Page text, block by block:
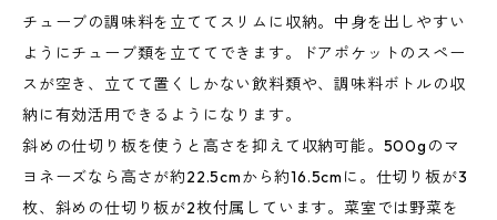
チューブの調味料を立ててスリムに収納。中身を出しやすい
ようにチューブ類を立ててできます。ドアポケットのスペー
スが空き、立てて置くしかない飲料類や、調味料ボトルの収
納に有効活用できるようになります。
斜めの仕切り板を使うと高さを抑えて収納可能。500gのマ
ヨネーズなら高さが約22.5cmから約16.5cmに。仕切り板が3
枚、斜めの仕切り板が2枚付属しています。菜室では野菜を